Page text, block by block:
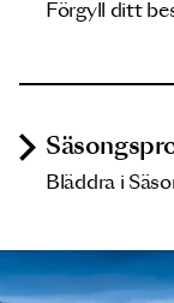
Förgyll ditt
Bläddra i